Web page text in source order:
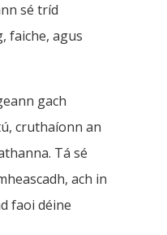
sé tríd
faiche, agus
gach
cruthaíonn an
Tá sé
ach in
faoi déine